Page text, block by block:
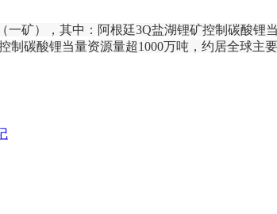
矿），其中：阿根廷3Q盐湖锂矿控制碳酸锂
碳酸锂当量资源量超1000万吨，约居全球主